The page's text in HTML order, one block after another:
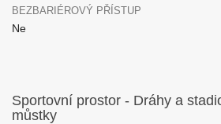
BEZBARIÉROVÝ PŘÍSTUP
Ne
Sportovní prostor - Dráhy a
můstky